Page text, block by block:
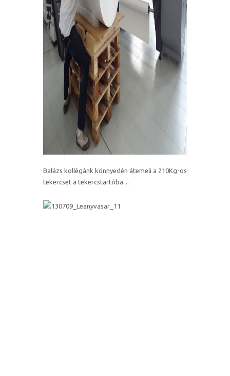
Balázs kollégánk könnyedén átemeli a 210Kg-os
tekercset a tekercstartóba…